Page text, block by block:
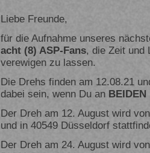
Liebe Freunde,
für die Aufnahme unseres
acht (8) ASP-Fans, die Zeit und
verewigen zu lassen.
Die Drehs finden am 12.08.21
dabei sein, wenn Du an BEIDEN
Der Dreh am 12. August wird
und in 40549 Düsseldorf
Der Dreh am 24. August wird